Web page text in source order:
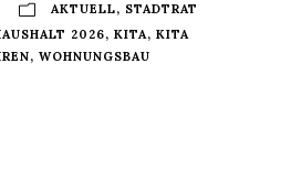
AKTUELL, STADTRAT
2026, KITA, KITA
, WOHNUNGSBAU